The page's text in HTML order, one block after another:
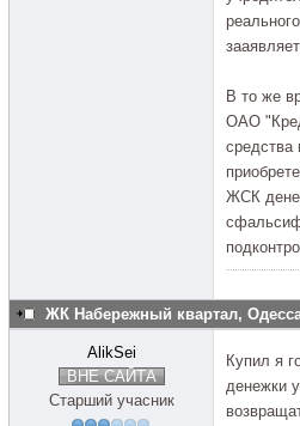
В то же
ОАО
средства
ЖСК
ЖК Набережный квартал,
AlikSei
ВНЕ САЙТА
Старший учасник
Купил я
денежки